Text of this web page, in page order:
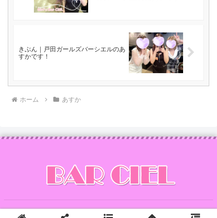
きぶん｜戸田ガールズバーシエルのあ
すかです！
ホーム あすか